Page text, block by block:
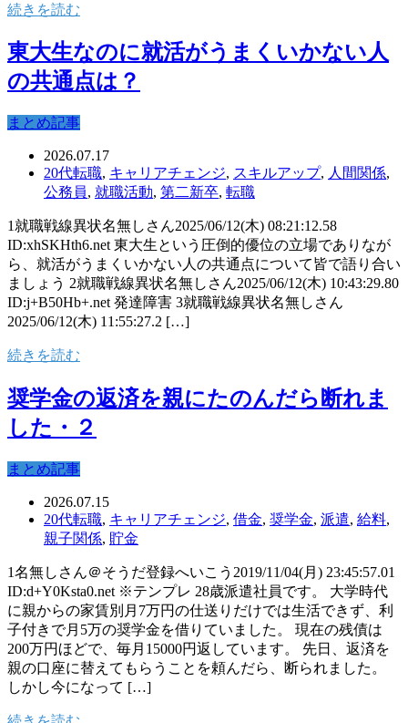
続きを読む
東大生なのに就活がうまくいかない人
の共通点は？
まとめ記事
2026.07.17
20代転職, キャリアチェンジ, スキルアップ, 人間関係,
公務員, 就職活動, 第二新卒, 転職
1就職戦線異状名無しさん2025/06/12(木) 08:21:12.58
ID:xhSKHth6.net 東大生という圧倒的優位の立場でありなが
ら、就活がうまくいかない人の共通点について皆で語り合い
ましょう 2就職戦線異状名無しさん2025/06/12(木) 10:43:29.80
ID:j+B50Hb+.net 発達障害 3就職戦線異状名無しさん
2025/06/12(木) 11:55:27.2 […]
続きを読む
奨学金の返済を親にたのんだら断れま
した・２
まとめ記事
2026.07.15
20代転職, キャリアチェンジ, 借金, 奨学金, 派遣, 給料,
親子関係, 貯金
1名無しさん＠そうだ登録へいこう2019/11/04(月) 23:45:57.01
ID:d+Y0Ksta0.net ※テンプレ 28歳派遣社員です。 大学時代
に親からの家賃別月7万円の仕送りだけでは生活できず、利
子付きで月5万の奨学金を借りていました。 現在の残債は
200万円ほどで、毎月15000円返しています。 先日、返済を
親の口座に替えてもらうことを頼んだら、断られました。
しかし今になって […]